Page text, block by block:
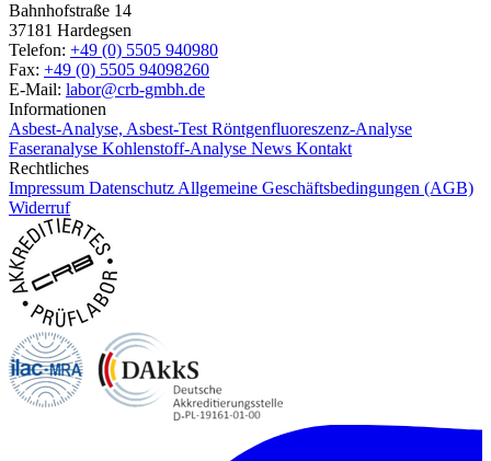
Bahnhofstraße 14
37181 Hardegsen
Telefon: +49 (0) 5505 940980
Fax: +49 (0) 5505 94098260
E-Mail: labor@crb-gmbh.de
Informationen
Asbest-Analyse, Asbest-Test Röntgenfluoreszenz-Analyse
Faseranalyse Kohlenstoff-Analyse News Kontakt
Rechtliches
Impressum Datenschutz Allgemeine Geschäftsbedingungen (AGB)
Widerruf